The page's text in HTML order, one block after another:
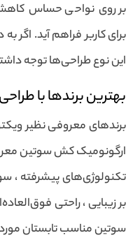
بر روی نواحی حساس
برای کاربر فراهم آید. اگر
این نوع طراحی‌ها توجه
بهترین برندها با
برندهای معروفی نظیر
ارگونومیک کش سوتین
تکنولوژی‌های پیشرفته ،
بر زیبایی ، راحتی
سوتین مناسب تابستان مورد